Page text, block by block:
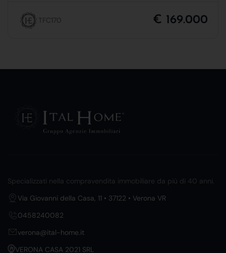
TFC170 € 169.000
Specializzati nella compravendita immobiliare da più di 40 anni.
Via Giovanni della Casa, 11 • 37122 • Verona VR
0458240082
verona@ital-home.it
VERONA CASA 2021 SRL